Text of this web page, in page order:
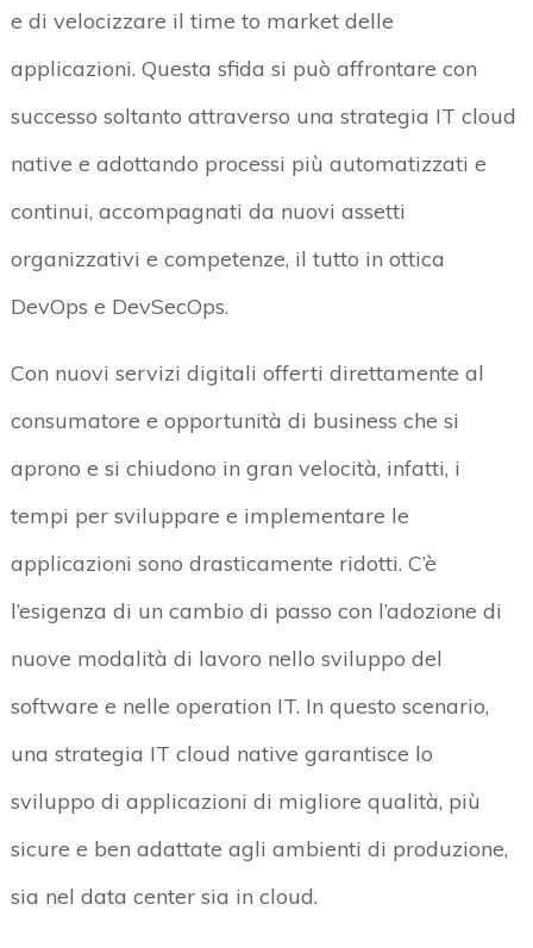
e di velocizzare il time to market delle
applicazioni. Questa sfida si può affrontare con
successo soltanto attraverso una strategia IT cloud
native e adottando processi più automatizzati e
continui, accompagnati da nuovi assetti
organizzativi e competenze, il tutto in ottica
DevOps e DevSecOps.
Con nuovi servizi digitali offerti direttamente al
consumatore e opportunità di business che si
aprono e si chiudono in gran velocità, infatti, i
tempi per sviluppare e implementare le
applicazioni sono drasticamente ridotti. C’è
l’esigenza di un cambio di passo con l’adozione di
nuove modalità di lavoro nello sviluppo del
software e nelle operation IT. In questo scenario,
una strategia IT cloud native garantisce lo
sviluppo di applicazioni di migliore qualità, più
sicure e ben adattate agli ambienti di produzione,
sia nel data center sia in cloud.